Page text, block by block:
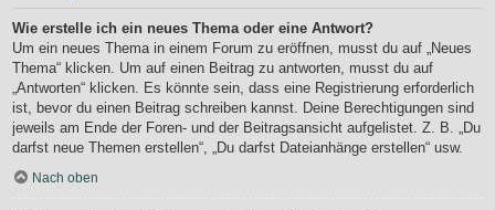
Wie erstelle ich ein neues Thema oder eine Antwort?
Um ein neues Thema in einem Forum zu eröffnen, musst du auf „Neues
Thema“ klicken. Um auf einen Beitrag zu antworten, musst du auf
„Antworten“ klicken. Es könnte sein, dass eine Registrierung erforderlich
ist, bevor du einen Beitrag schreiben kannst. Deine Berechtigungen sind
jeweils am Ende der Foren- und der Beitragsansicht aufgelistet. Z. B. „Du
darfst neue Themen erstellen“, „Du darfst Dateianhänge erstellen“ usw.
Nach oben